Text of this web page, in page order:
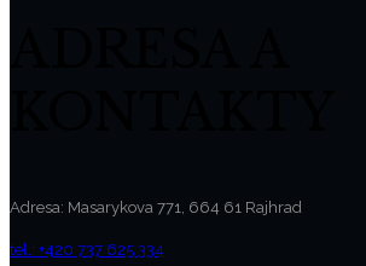
Adresa: Masarykova 771, 664 61 Rajhrad
tel.: +420 737 625 334